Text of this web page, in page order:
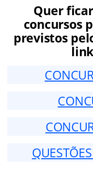
Quer
concursos
previstos